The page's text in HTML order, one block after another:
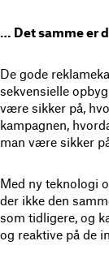
… Det samme er
De gode
sekvensielle
være sikker på,
kampagnen,
man være sikker
Med ny teknologi
der ikke den
som tidligere, og
og reaktive på de